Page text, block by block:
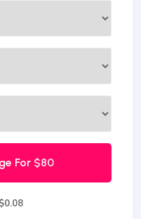
For $80
$0.08